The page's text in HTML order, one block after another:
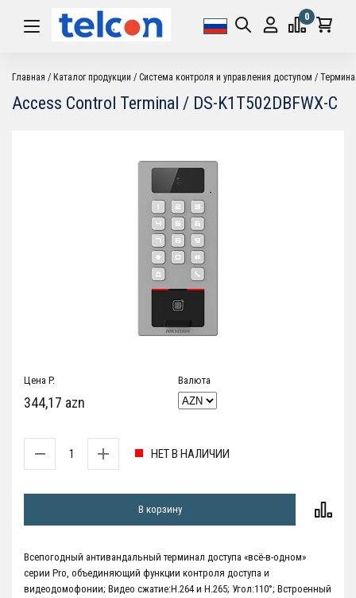
0
Главная Каталог продукции Система контроля и управления доступом
Access Control Terminal / DS-K1T502DBFWX-C
Цена P.
344,17 azn
Валюта
НЕТ В НАЛИЧИИ
В корзину
Всепогодный антивандальный терминал доступа «всё-в-одном»
серии Pro, объединяющий функции контроля доступа и
видеодомофонии; Видео сжатие:H.264 и H.265; Угол:110°; Встроенный